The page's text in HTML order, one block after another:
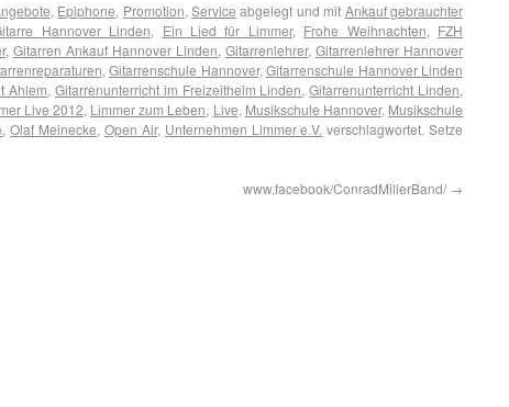
, Epiphone, Promotion,Service abgelegt und mit Ankauf gebrauchter
Hannover Linden, Ein Lied für Limmer, Frohe Weihnachten, FZH
, Gitarren Ankauf Hannover Linden, Gitarrenlehrer, Gitarrenlehrer Hannover
, Gitarrenschule Hannover, Gitarrenschule Hannover Linden
Ahlem,Gitarrenunterricht im Freizeitheim Linden,Gitarrenunterricht Linden,
Live 2012, Limmer zum Leben, Live, Musikschule Hannover, Musikschule
,Olaf Meinecke, Open Air, Unternehmen Limmer e.V. verschlagwortet. Setze
www.facebook/ConradMillerBand/→